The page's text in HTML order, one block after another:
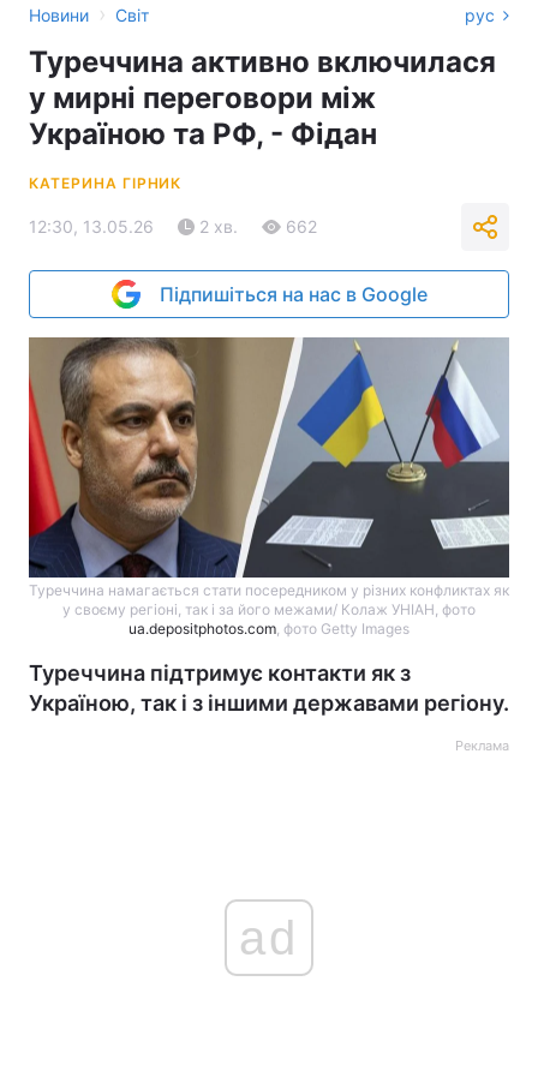
Новини › Світ рус
Туреччина активно включилася
у мирні переговори між
Україною та РФ, - Фідан
КАТЕРИНА ГІРНИК
12:30, 13.05.26 2 хв. 662
Підпишіться на нас в Google
Туреччина намагається стати посередником у різних конфликтах як
у своєму регіоні, так і за його межами/ Колаж УНІАН, фото
ua.depositphotos.com, фото Getty Images
Туреччина підтримує контакти як з
Україною, так і з іншими державами регіону.
Реклама
ad